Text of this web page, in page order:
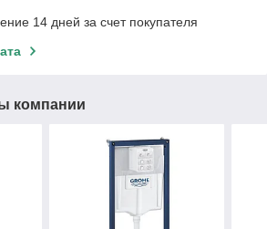
14 дней за счет покупателя
компании